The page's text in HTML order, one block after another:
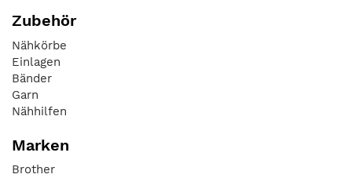
Zubehör
Nähkörbe
Einlagen
Bänder
Garn
Nähhilfen
Marken
Brother